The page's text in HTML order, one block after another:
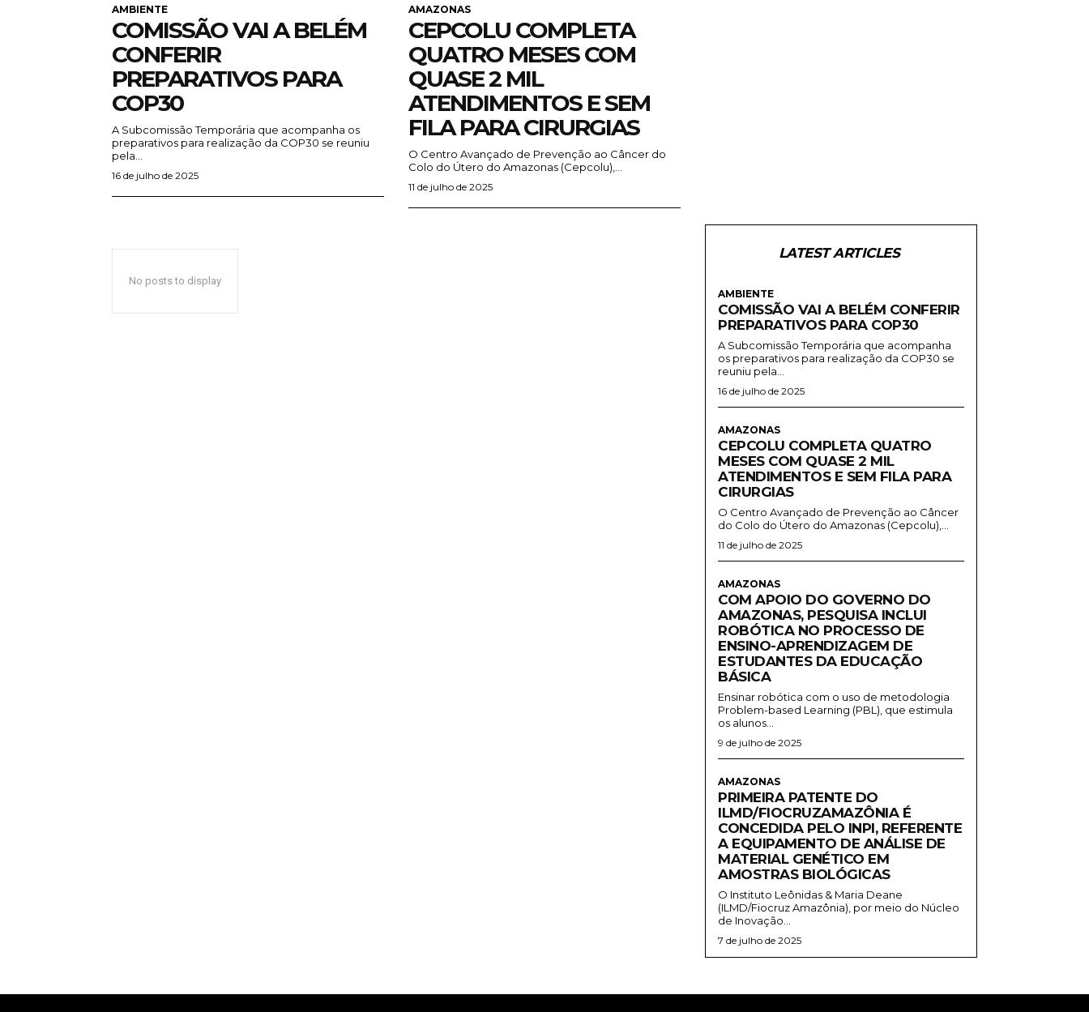
AMBIENTE
COMISSÃO VAI A BELÉM
CONFERIR
PREPARATIVOS PARA
COP30
A Subcomissão Temporária que acompanha os
preparativos para realização da COP30 se reuniu
pela...
16 de julho de 2025
AMAZONAS
CEPCOLU COMPLETA
QUATRO MESES COM
QUASE 2 MIL
ATENDIMENTOS E SEM
FILA PARA CIRURGIAS
O Centro Avançado de Prevenção ao Câncer do
Colo do Útero do Amazonas (Cepcolu),...
11 de julho de 2025
No posts to display
LATEST ARTICLES
AMBIENTE
COMISSÃO VAI A BELÉM CONFERIR
PREPARATIVOS PARA COP30
A Subcomissão Temporária que acompanha
os preparativos para realização da COP30 se
reuniu pela...
16 de julho de 2025
AMAZONAS
CEPCOLU COMPLETA QUATRO
MESES COM QUASE 2 MIL
ATENDIMENTOS E SEM FILA PARA
CIRURGIAS
O Centro Avançado de Prevenção ao Câncer
do Colo do Útero do Amazonas (Cepcolu),...
11 de julho de 2025
AMAZONAS
COM APOIO DO GOVERNO DO
AMAZONAS, PESQUISA INCLUI
ROBÓTICA NO PROCESSO DE
ENSINO-APRENDIZAGEM DE
ESTUDANTES DA EDUCAÇÃO
BÁSICA
Ensinar robótica com o uso de metodologia
Problem-based Learning (PBL), que estimula
os alunos...
9 de julho de 2025
AMAZONAS
PRIMEIRA PATENTE DO
ILMD/FIOCRUZAMAZÔNIA É
CONCEDIDA PELO INPI, REFERENTE
A EQUIPAMENTO DE ANÁLISE DE
MATERIAL GENÉTICO EM
AMOSTRAS BIOLÓGICAS
O Instituto Leônidas & Maria Deane
(ILMD/Fiocruz Amazônia), por meio do Núcleo
de Inovação...
7 de julho de 2025